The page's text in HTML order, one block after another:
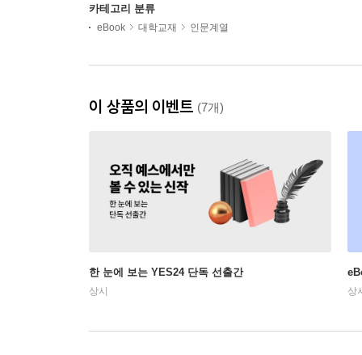
카테고리 분류
eBook 대학교재 인문계열
이 상품의 이벤트 (7개)
한 눈에 보는 YES24 단독 선출간
상시 상